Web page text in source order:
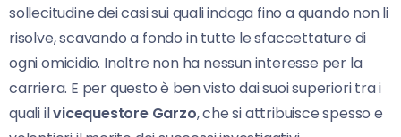
sollecitudine dei casi sui quali indaga fino a quando non li
risolve, scavando a fondo in tutte le sfaccettature di
ogni omicidio. Inoltre non ha nessun interesse per la
carriera. E per questo è ben visto dai suoi superiori tra i
quali ilvicequestore Garzo, che si attribuisce spesso e